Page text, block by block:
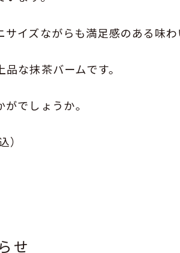
イズながらも満足感のある味わ
な抹茶バームです。
でしょうか。
せ